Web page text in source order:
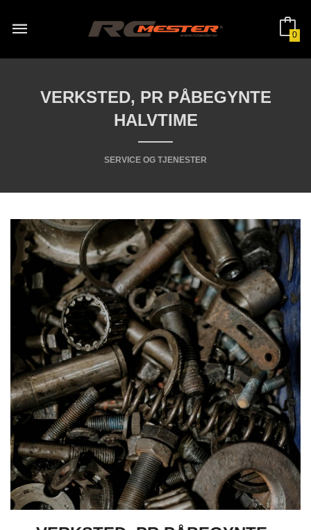
innholdet
0
VERKSTED, PR PÅBEGYNTE
HALVTIME
SERVICE OG TJENESTER